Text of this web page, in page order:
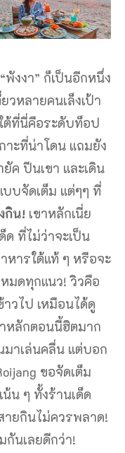
พังงา” ก็เป็นอีกหนึ่ง
วหลายคนเล็งเป้า
ต้ที่นี่คือระดับท็อป
าะที่น่าโดน แถมยัง
ค ปีนเขา และเดิน
บจัดเต็ม แต่ๆๆ ที่
กิน! เขาหลักเนี่ย
ด ที่ไม่ว่าจะเป็น
หารใต้แท้ ๆ หรือจะ
มดทุกแนว! วิวคือ
วไป เหมือนได้ดู
หลักตอนนี้ฮิตมาก
มาเล่นคลื่น แต่บอก
ขอจัดเต็ม
น ๆ ทั้งร้านเด็ด
ายกินไม่ควรพลาด!
นเลยดีกว่า!